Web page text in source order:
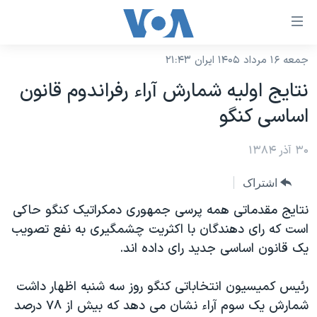
لینکهای
دسترسی
جهش
به
محتوای
اصلی
صفحه
اصلی
جهش
به
جستجو
نسخه سبک وب‌سایت
موضوع ها
ایران
آمریکا
ورزشی
گزیده‌ها
ویژه برنامه‌ها
ویدیوها
برنامه های تلویزیونی
جدول برنامه ها
صفحه‌های ویژه
جام جهانی ۲۰۲۶
عملیات خشم حماسی
۲۵۰سالگی آمریکا
بایگانی برنامه‌های تلویزیونی
فرکانس‌های صدای آمریکا
پخش رادیویی
یادگیری زبان انگلیسی
جمعه ۱۶ مرداد ۱۴۰۵ ایران ۲۱:۴۳
نتايج اوليه شمارش آراء رفراندوم قانون
اساسی کنگو
۳۰ آذر ۱۳۸۴
اشتراک
نتايج مقدماتی همه پرسی جمهوری دمکراتيک کنگو حاکی
است که رای دهندگان با اکثريت چشمگيری به نفع تصويب
يک قانون اساسی جديد رای داده اند.
رئيس کميسيون انتخاباتی کنگو روز سه شنبه اظهار داشت
شمارش يک سوم آراء نشان می دهد که بيش از ٧٨ درصد